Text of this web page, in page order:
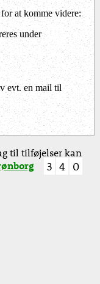
at komme videre:
under
evt. en mail til
til tilføjelser kan
3 4 0